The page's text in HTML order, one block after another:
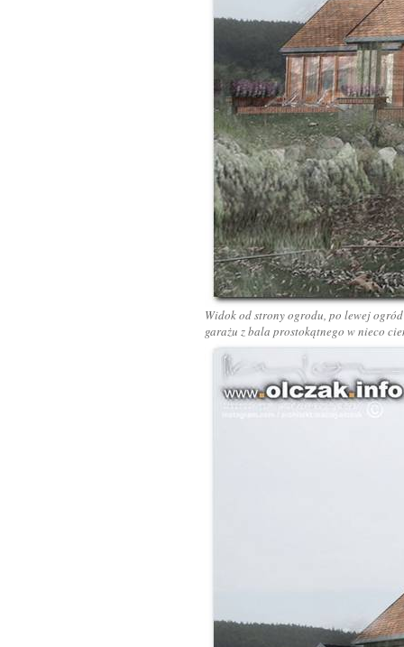
Widok od strony ogrodu, po lewej ogród
garażu z bala prostokątnego w nieco